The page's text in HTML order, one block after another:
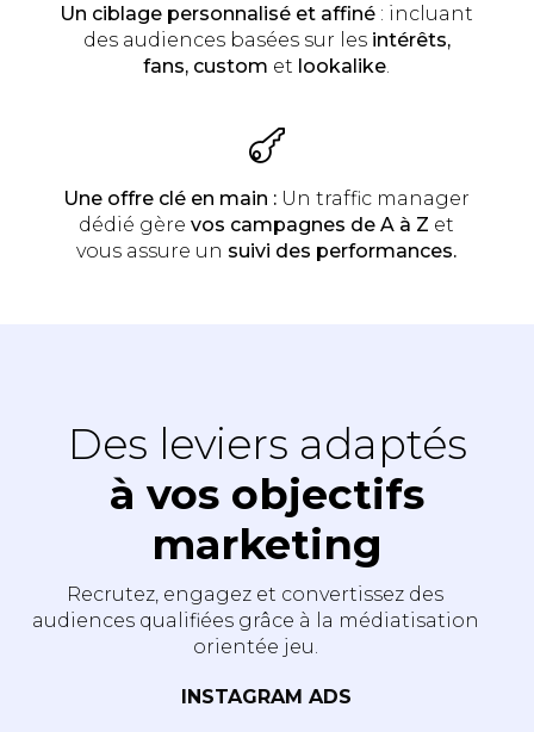
Un ciblage personnalisé et affiné : incluant
des audiences basées sur les intérêts,
fans, custom et lookalike

Une offre clé en main : Un traffic manager
dédié gèrevos campagnes de A à Z et
vous assure un suivi des performances.
Des leviers adaptés
à vos objectifs
marketing
Recrutez, engagez et convertissez des
audiences qualifiées grâce à la médiatisation
orientée jeu.
INSTAGRAM ADS